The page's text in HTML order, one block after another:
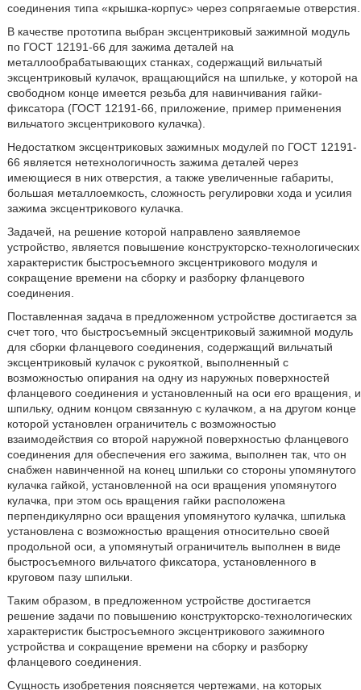
соединения типа «крышка-корпус» через сопрягаемые отверстия.
В качестве прототипа выбран эксцентриковый зажимной модуль
по ГОСТ 12191-66 для зажима деталей на
металлообрабатывающих станках, содержащий вильчатый
эксцентриковый кулачок, вращающийся на шпильке, у которой на
свободном конце имеется резьба для навинчивания гайки-
фиксатора (ГОСТ 12191-66, приложение, пример применения
вильчатого эксцентрикового кулачка).
Недостатком эксцентриковых зажимных модулей по ГОСТ 12191-
66 является нетехнологичность зажима деталей через
имеющиеся в них отверстия, а также увеличенные габариты,
большая металлоемкость, сложность регулировки хода и усилия
зажима эксцентрикового кулачка.
Задачей, на решение которой направлено заявляемое
устройство, является повышение конструкторско-технологических
характеристик быстросъемного эксцентрикового модуля и
сокращение времени на сборку и разборку фланцевого
соединения.
Поставленная задача в предложенном устройстве достигается за
счет того, что быстросъемный эксцентриковый зажимной модуль
для сборки фланцевого соединения, содержащий вильчатый
эксцентриковый кулачок с рукояткой, выполненный с
возможностью опирания на одну из наружных поверхностей
фланцевого соединения и установленный на оси его вращения, и
шпильку, одним концом связанную с кулачком, а на другом конце
которой установлен ограничитель с возможностью
взаимодействия со второй наружной поверхностью фланцевого
соединения для обеспечения его зажима, выполнен так, что он
снабжен навинченной на конец шпильки со стороны упомянутого
кулачка гайкой, установленной на оси вращения упомянутого
кулачка, при этом ось вращения гайки расположена
перпендикулярно оси вращения упомянутого кулачка, шпилька
установлена с возможностью вращения относительно своей
продольной оси, а упомянутый ограничитель выполнен в виде
быстросъемного вильчатого фиксатора, установленного в
круговом пазу шпильки.
Таким образом, в предложенном устройстве достигается
решение задачи по повышению конструкторско-технологических
характеристик быстросъемного эксцентрикового зажимного
устройства и сокращение времени на сборку и разборку
фланцевого соединения.
Сущность изобретения поясняется чертежами, на которых